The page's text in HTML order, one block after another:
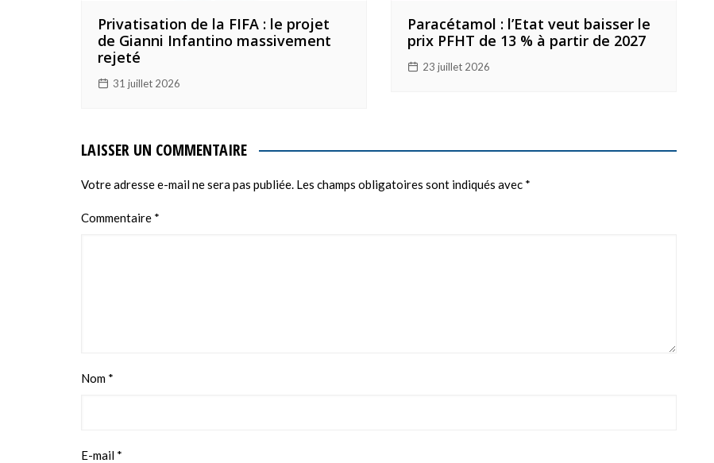
Privatisation de la FIFA : le projet
de Gianni Infantino massivement
rejeté
31 juillet 2026
Paracétamol : l’Etat veut baisser le
prix PFHT de 13 % à partir de 2027
23 juillet 2026
LAISSER UN COMMENTAIRE
Votre adresse e-mail ne sera pas publiée. Les champs obligatoires sont indiqués avec *
Commentaire *
Nom *
E-mail *